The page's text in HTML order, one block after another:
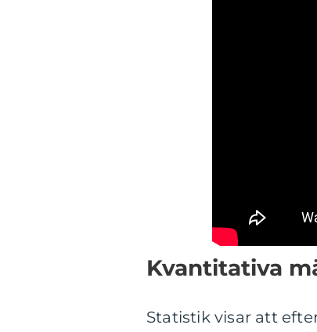
Kvantitativa
Statistik visar att